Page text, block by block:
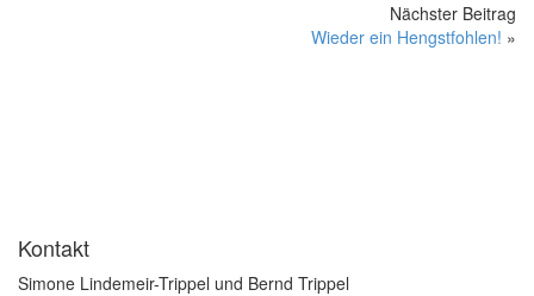
Nächster Beitrag
Wieder ein Hengstfohlen! »
Kontakt
Simone Lindemeir-Trippel und Bernd Trippel